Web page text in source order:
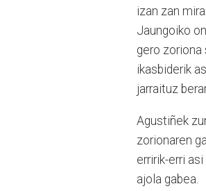
izan zan
Jaungoiko
gero zoriona
ikasbiderik
jarraituz
Agustiñek
zorionaren
erririk-erri
ajola gabea.